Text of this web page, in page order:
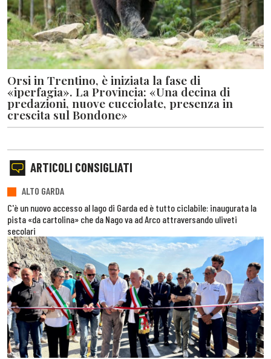
Orsi in Trentino, è iniziata la fase di
«iperfagia». La Provincia: «Una decina di
predazioni, nuove cucciolate, presenza in
crescita sul Bondone»
ARTICOLI CONSIGLIATI
ALTO GARDA
C'è un nuovo accesso al lago di Garda ed è tutto ciclabile: inaugurata la
pista «da cartolina» che da Nago va ad Arco attraversando uliveti
secolari